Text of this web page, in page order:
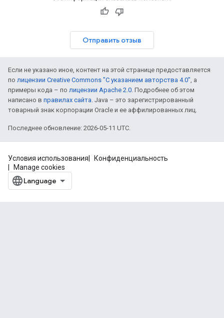
Отправить отзыв
Если не указано иное, контент на этой странице предоставляется
по лицензии Creative Commons "С указанием авторства 4.0", а
примеры кода – по лицензии Apache 2.0. Подробнее об этом
написано в правилах сайта. Java – это зарегистрированный
товарный знак корпорации Oracle и ее аффилированных лиц.
Последнее обновление: 2026-05-11 UTC.
Условия использования
Конфиденциальность
Manage cookies